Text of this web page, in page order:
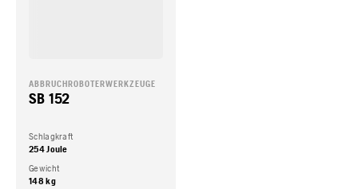
ABBRUCHROBOTERWERKZEUGE
SB 152
Schlagkraft
254 Joule
Gewicht
148 kg